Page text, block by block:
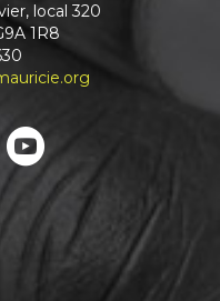
local 320
1R8